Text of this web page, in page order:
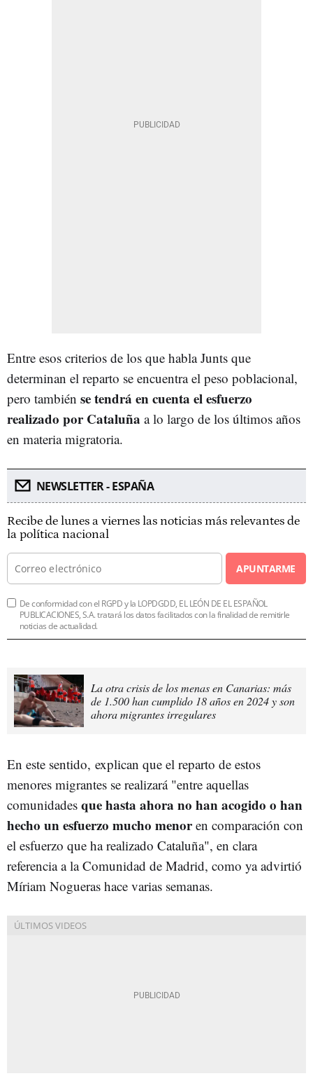
Entre esos criterios de los que habla Junts que
determinan el reparto se encuentra el peso poblacional,
pero también se tendrá en cuenta el esfuerzo
realizado por Cataluña a lo largo de los últimos años
en materia migratoria.
NEWSLETTER - ESPAÑA
Recibe de lunes a viernes las noticias más relevantes de
la política nacional
APUNTARME
De conformidad con el RGPD y la LOPDGDD, EL LEÓN DE EL ESPAÑOL
PUBLICACIONES, S.A. tratará los datos facilitados con la finalidad de remitirle
noticias de actualidad.
La otra crisis de los menas en Canarias: más
de 1.500 han cumplido 18 años en 2024 y son
ahora migrantes irregulares
En este sentido, explican que el reparto de estos
menores migrantes se realizará "entre aquellas
comunidades que hasta ahora no han acogido o han
hecho un esfuerzo mucho menoren comparación con
el esfuerzo que ha realizado Cataluña", en clara
referencia a la Comunidad de Madrid, como ya advirtió
Míriam Nogueras hace varias semanas.